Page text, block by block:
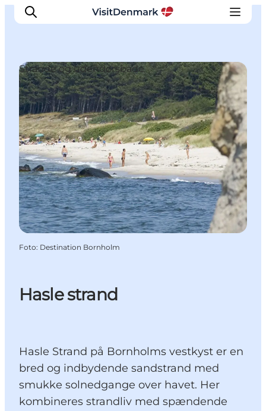
Inspiration
Destinationer
Oplevelser
Overnatning
Planlæg ferien
Hasle strand
Hasle Strand på Bornholms vestkyst er en
bred og indbydende sandstrand med
smukke solnedgange over havet. Her
kombineres strandliv med spændende
Strande og udendørsbade
Foto: Destination Bornholm